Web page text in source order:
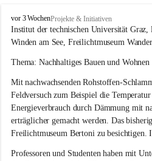
W
i
n
e
a
m
S
e
e
vor 3 WochenProjekte & Initiativen
Institut der technischen Universität Graz,
Winden am See, Freilichtmuseum
Thema: Nachhaltiges Bauen und Wohnen
Mit nachwachsenden Rohstoffen-
Feldversuch zum Beispiel die
Energieverbrauch durch Dämmung mit
erträglicher gemacht werden. Das
Freilichtmuseum Bertoni zu besichtigen.
Professoren und Studenten haben mit